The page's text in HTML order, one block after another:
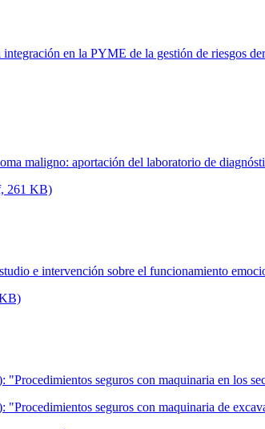
en la PYME de la gestión de riesgos
maligno: aportación del laboratorio de
261 KB)
e intervención sobre el funcionamiento
"Procedimientos seguros con maquinaria en los
"Procedimientos seguros con maquinaria de